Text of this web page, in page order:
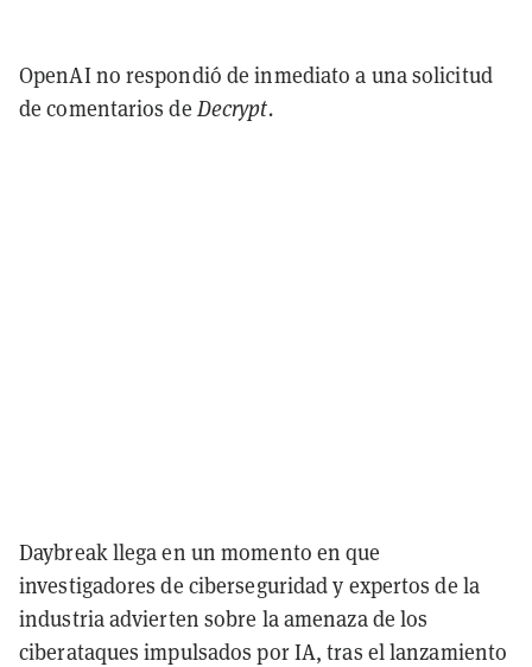
OpenAI no respondió de inmediato a una solicitud
de comentarios de Decrypt.
Daybreak llega en un momento en que
investigadores de ciberseguridad y expertos de la
industria advierten sobre la amenaza de los
ciberataques impulsados por IA, tras el lanzamiento